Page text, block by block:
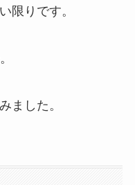
限りです。
ました。